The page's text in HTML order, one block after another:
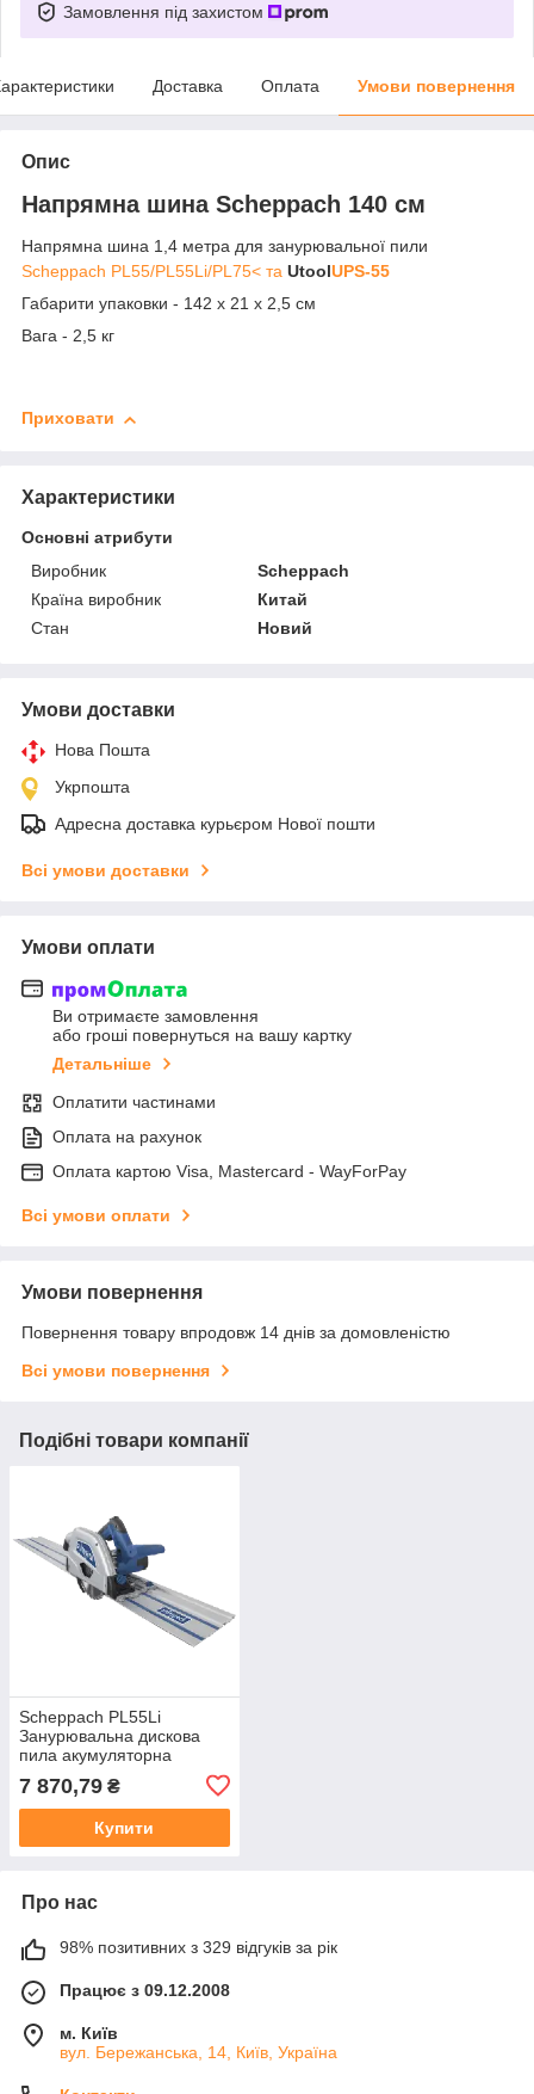
Замовлення під захистом
Доставка Оплата Умови повернення
Опис
Напрямна шина Scheppach 140 см
Напрямна шина 1,4 метра для занурювальної пили
Scheppach PL55/PL55Li/PL75< та UtoolUPS-55
Габарити упаковки - 142 х 21 х 2,5 см
Вага - 2,5 кг
Приховати
Характеристики
Основні атрибути
Виробник
Scheppach
Країна виробник
Китай
Стан
Новий
Умови доставки
Нова Пошта
Укрпошта
Адресна доставка курьєром Нової пошти
Всі умови доставки
Умови оплати
Ви отримаєте замовлення
або гроші повернуться на вашу картку
Детальніше
Оплатити частинами
Оплата на рахунок
Оплата картою Visa, Mastercard - WayForPay
Всі умови оплати
Умови повернення
Повернення товару впродовж 14 днів за домовленістю
Всі умови повернення
Подібні товари компанії
Scheppach PL55Li
Занурювальна дискова
пила акумуляторна
7 870,79 ₴
Купити
Про нас
98% позитивних з 329 відгуків за рік
Працює з 09.12.2008
м. Київ
вул. Бережанська, 14, Київ, Україна